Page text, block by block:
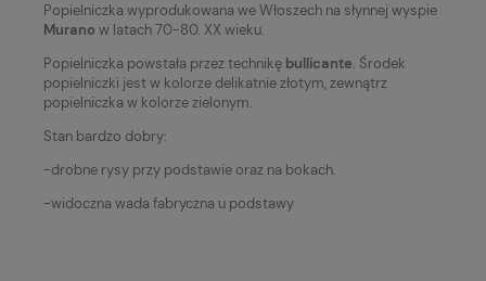
Popielniczka wyprodukowana we Włoszech na słynnej wyspie
Murano w latach 70-80. XX wieku.
Popielniczka powstała przez technikę bullicante. Środek
popielniczki jest w kolorze delikatnie złotym, zewnątrz
popielniczka w kolorze zielonym.
Stan bardzo dobry:
-drobne rysy przy podstawie oraz na bokach.
-widoczna wada fabryczna u podstawy